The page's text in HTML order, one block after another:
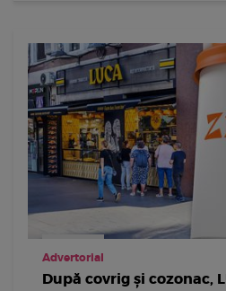
Advertorial
După covrig și cozonac,